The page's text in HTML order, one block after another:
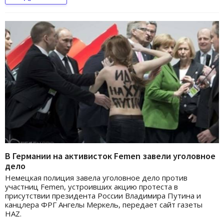
В Германии на активисток Femen завели уголовное
дело
Немецкая полиция завела уголовное дело против
участниц Femen, устроивших акцию протеста в
присутствии президента России Владимира Путина и
канцлера ФРГ Ангелы Меркель, передает сайт газеты
HAZ.